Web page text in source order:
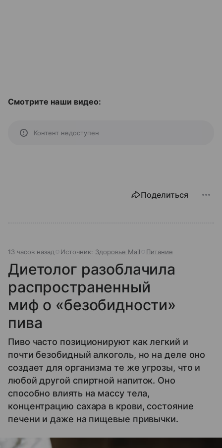
Смотрите наши видео:
Контент недоступен
Поделиться
13 часов назад Источник: Здоровье Mail Питание
Диетолог разоблачила
распространенный
миф о «безобидности»
пива
Пиво часто позиционируют как легкий и
почти безобидный алкоголь, но на деле оно
создает для организма те же угрозы, что и
любой другой спиртной напиток. Оно
способно влиять на массу тела,
концентрацию сахара в крови, состояние
печени и даже на пищевые привычки.